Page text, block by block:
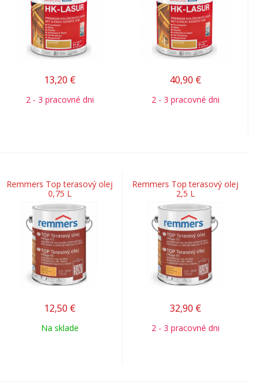
13,20 €
2 - 3 pracovné dni
40,90 €
2 - 3 pracovné dni
Remmers Top terasový olej
0,75 L
12,50 €
Na sklade
Remmers Top terasový olej
2,5 L
32,90 €
2 - 3 pracovné dni